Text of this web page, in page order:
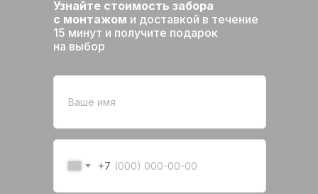
Узнайте стоимость забора
с монтажом и доставкой в течение
15 минут и получите подарок
на выбор
+7